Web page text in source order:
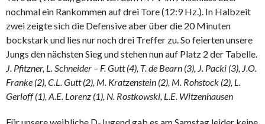
nochmal ein Rankommen auf drei Tore (12:9 Hz.). In Halbzeit
zwei zeigte sich die Defensive aber über die 20 Minuten
bockstark und lies nur noch drei Treffer zu. So feierten unsere
Jungs den nächsten Sieg und stehen nun auf Platz 2 der Tabelle.
J. Pfitzner, L. Schneider – F. Gutt (4), T. de Bearn (3), J. Packi (3), J.O.
Franke (2), C.L. Gutt (2), M. Kratzenstein (2), M. Rohstock (2), L.
Gerloff (1), A.E. Lorenz (1), N. Rostkowski, L.E. Witzenhausen
Für unsere weibliche D-Jugend gab es am Samstag leider keine